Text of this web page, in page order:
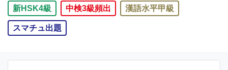
新HSK4級 中検3級頻出 漢語水平甲級
スマチュ出題